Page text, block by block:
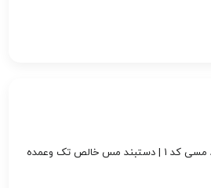
خرید دستبند مسی کد 1 | دستبند مس خالص تک وعمده